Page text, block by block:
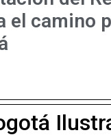
el camino